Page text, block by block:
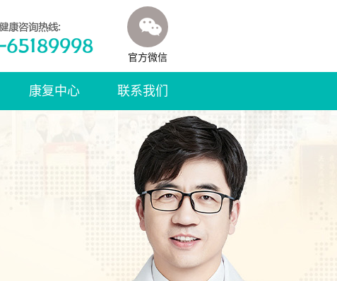
官方微信
康复中心 联系我们